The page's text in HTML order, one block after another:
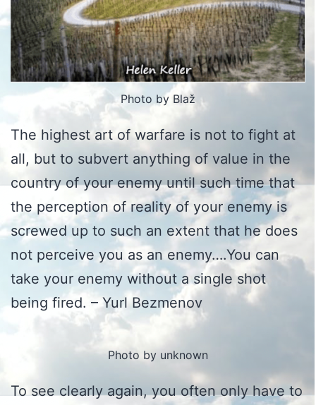
Photo by Blaž
The highest art of warfare is not to fight at
all, but to subvert anything of value in the
country of your enemy until such time that
the perception of reality of your enemy is
screwed up to such an extent that he does
not perceive you as an enemy….You can
take your enemy without a single shot
being fired. – Yurl Bezmenov
Photo by unknown
To see clearly again, you often only have to